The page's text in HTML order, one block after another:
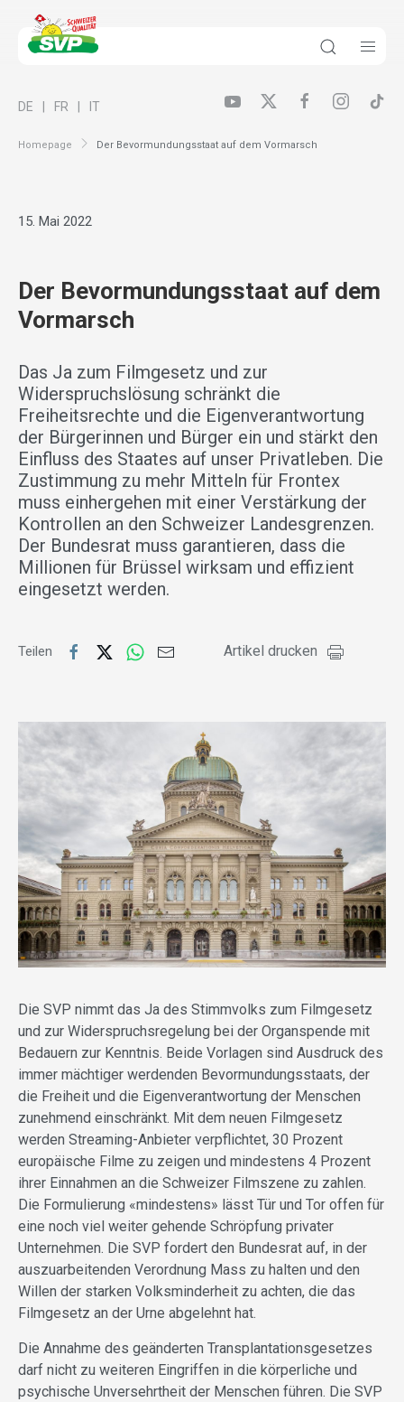
Homepage Der Bevormundungsstaat auf dem Vormarsch
DE FR IT
15. Mai 2022
Der Bevormundungsstaat auf dem
Vormarsch
Das Ja zum Filmgesetz und zur
Widerspruchslösung schränkt die
Freiheitsrechte und die Eigenverantwortung
der Bürgerinnen und Bürger ein und stärkt den
Einfluss des Staates auf unser Privatleben. Die
Zustimmung zu mehr Mitteln für Frontex
muss einhergehen mit einer Verstärkung der
Kontrollen an den Schweizer Landesgrenzen.
Der Bundesrat muss garantieren, dass die
Millionen für Brüssel wirksam und effizient
eingesetzt werden.
Teilen Artikel drucken
Die SVP nimmt das Ja des Stimmvolks zum Filmgesetz
und zur Widerspruchsregelung bei der Organspende mit
Bedauern zur Kenntnis. Beide Vorlagen sind Ausdruck des
immer mächtiger werdenden Bevormundungsstaats, der
die Freiheit und die Eigenverantwortung der Menschen
zunehmend einschränkt. Mit dem neuen Filmgesetz
werden Streaming-Anbieter verpflichtet, 30 Prozent
europäische Filme zu zeigen und mindestens 4 Prozent
ihrer Einnahmen an die Schweizer Filmszene zu zahlen.
Die Formulierung «mindestens» lässt Tür und Tor offen für
eine noch viel weiter gehende Schröpfung privater
Unternehmen. Die SVP fordert den Bundesrat auf, in der
auszuarbeitenden Verordnung Mass zu halten und den
Willen der starken Volksminderheit zu achten, die das
Filmgesetz an der Urne abgelehnt hat.
Die Annahme des geänderten Transplantationsgesetzes
darf nicht zu weiteren Eingriffen in die körperliche und
psychische Unversehrtheit der Menschen führen. Die SVP